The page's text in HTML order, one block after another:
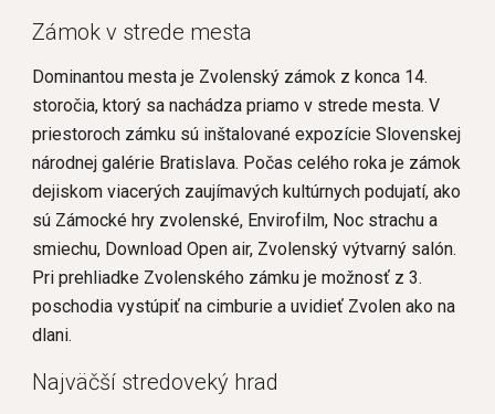
Zámok v strede mesta
Dominantou mesta je Zvolenský zámok z konca 14.
storočia, ktorý sa nachádza priamo v strede mesta. V
priestoroch zámku sú inštalované expozície Slovenskej
národnej galérie Bratislava. Počas celého roka je zámok
dejiskom viacerých zaujímavých kultúrnych podujatí, ako
sú Zámocké hry zvolenské, Envirofilm, Noc strachu a
smiechu, Download Open air, Zvolenský výtvarný salón.
Pri prehliadke Zvolenského zámku je možnosť z 3.
poschodia vystúpiť na cimburie a uvidieť Zvolen ako na
dlani.
Najväčší stredoveký hrad